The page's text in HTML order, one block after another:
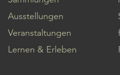
Ausstellungen
Veranstaltungen
Lernen & Erleben